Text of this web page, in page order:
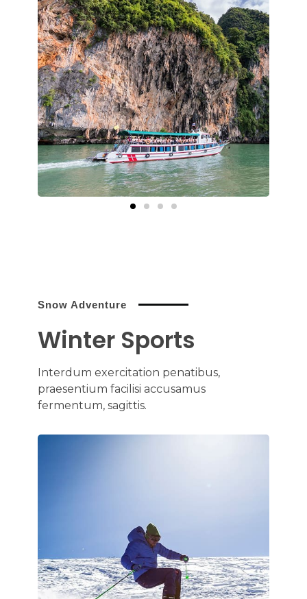
Snow Adventure
Winter Sports
Interdum exercitation penatibus,
praesentium facilisi accusamus
fermentum, sagittis.